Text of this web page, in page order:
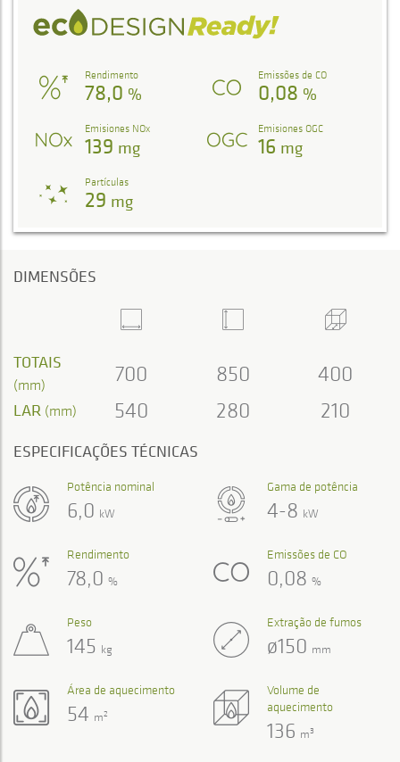
Rendimento
78,0 %
Emissões de CO
0,08 %
Emisiones NOx
139 mg
Emisiones OGC
16 mg
Partículas
29 mg
DIMENSÕES
TOTAIS
(mm) 700 850 400
LAR (mm) 540 280 210
ESPECIFICAÇÕES TÉCNICAS
Gama de potência
4-8 kW
Potência nominal
6,0 kW
Rendimento
78,0 %
Emissões de CO
0,08 %
Volume de
aquecimento
136 m3
Área de aquecimento
54 m2
Peso
145 kg
Extração de fumos
ø150 mm